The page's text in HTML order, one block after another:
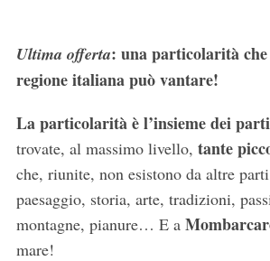
Ultima offerta: una particolarità che
regione italiana può vantare!
La particolarità è l’insieme dei
trovate, al massimo livello, tante
che, riunite, non esistono da altre
paesaggio, storia, arte, tradizioni,
montagne, pianure… E a
mare!
C